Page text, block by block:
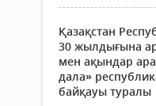
Қазақстан
30 жылдығына
мен ақындар
дала»
байқауы туралы